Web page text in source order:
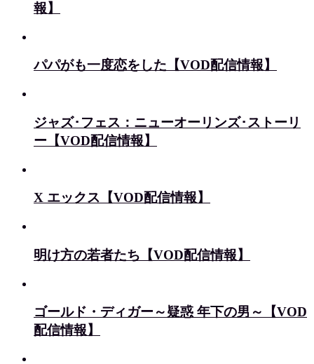
報】
パパがも一度恋をした【VOD配信情報】
ジャズ･フェス：ニューオーリンズ･ストーリ
ー【VOD配信情報】
X エックス【VOD配信情報】
明け方の若者たち【VOD配信情報】
ゴールド・ディガー～疑惑 年下の男～【VOD
配信情報】